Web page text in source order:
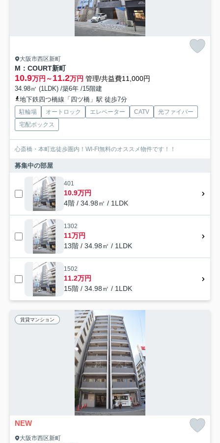
大阪市西区新町
M：COURT新町
10.9万円～11.2万円 管理/共益費11,000円
34.98㎡ (1LDK) /築6年 /15階建
地下鉄四つ橋線「四ツ橋」駅 徒歩7分
駐輪場 オートロック エレベーター CATV
光ファイバー
宅配ボックス
心斎橋・本町迄徒歩圏内！WI-FI無料のオススメ物件です！！
募集中の部屋
401
10.9万円
4階 / 34.98㎡ / 1LDK
1302
11万円
13階 / 34.98㎡ / 1LDK
1502
11.2万円
15階 / 34.98㎡ / 1LDK
賃貸マンション
NEW
大阪市西区新町